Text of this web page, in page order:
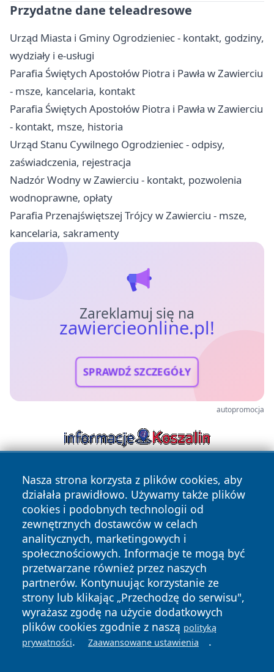
Przydatne dane teleadresowe
Urząd Miasta i Gminy Ogrodzieniec - kontakt, godziny,
wydziały i e-usługi
Parafia Świętych Apostołów Piotra i Pawła w Zawierciu
- msze, kancelaria, kontakt
Parafia Świętych Apostołów Piotra i Pawła w Zawierciu
- kontakt, msze, historia
Urząd Stanu Cywilnego Ogrodzieniec - odpisy,
zaświadczenia, rejestracja
Nadzór Wodny w Zawierciu - kontakt, pozwolenia
wodnoprawne, opłaty
Parafia Przenajświętszej Trójcy w Zawierciu - msze,
kancelaria, sakramenty
Zareklamuj się na
zawiercieonline.pl!
SPRAWDŹ SZCZEGÓŁY
autopromocja
Nasza strona korzysta z plików cookies, aby
działała prawidłowo. Używamy także plików
cookies i podobnych technologii od
zewnętrznych dostawców w celach
analitycznych, marketingowych i
społecznościowych. Informacje te mogą być
przetwarzane również przez naszych
partnerów. Kontynuując korzystanie ze
strony lub klikając „Przechodzę do serwisu",
wyrażasz zgodę na użycie dodatkowych
plików cookies zgodnie z naszą polityką
prywatności. Zaawansowane ustawienia .
Copyright © 2026 zawiercieonline.pl Wszystkie prawa
zastrzeżone.
News Autorzy
Polityka
Prywatności
Polityka
Cookies